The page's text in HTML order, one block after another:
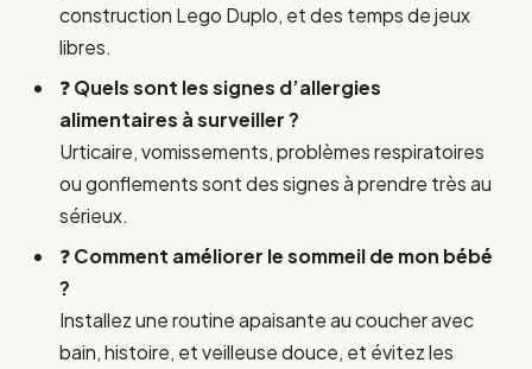
construction Lego Duplo, et des temps de jeux
libres.
❓Quels sont les signes d’allergies
alimentaires à surveiller ?
Urticaire, vomissements, problèmes respiratoires
ou gonflements sont des signes à prendre très au
sérieux.
❓Comment améliorer le sommeil de mon bébé
?
Installez une routine apaisante au coucher avec
bain, histoire, et veilleuse douce, et évitez les